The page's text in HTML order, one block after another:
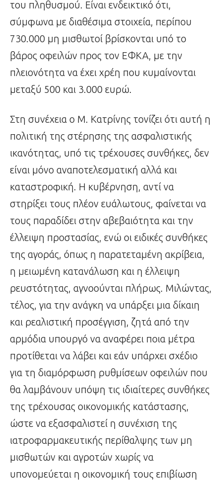
του πληθυσμού. Είναι ενδεικτικό ότι,
σύμφωνα με διαθέσιμα στοιχεία, περίπου
730.000 μη μισθωτοί βρίσκονται υπό το
βάρος οφειλών προς τον ΕΦΚΑ, με την
πλειονότητα να έχει χρέη που κυμαίνονται
μεταξύ 500 και 3.000 ευρώ.
Στη συνέχεια ο Μ. Κατρίνης τονίζει ότι αυτή η
πολιτική της στέρησης της ασφαλιστικής
ικανότητας, υπό τις τρέχουσες συνθήκες, δεν
είναι μόνο αναποτελεσματική αλλά και
καταστροφική. Η κυβέρνηση, αντί να
στηρίξει τους πλέον ευάλωτους, φαίνεται να
τους παραδίδει στην αβεβαιότητα και την
έλλειψη προστασίας, ενώ οι ειδικές συνθήκες
της αγοράς, όπως η παρατεταμένη ακρίβεια,
η μειωμένη κατανάλωση και η έλλειψη
ρευστότητας, αγνοούνται πλήρως. Μιλώντας,
τέλος, για την ανάγκη να υπάρξει μια δίκαιη
και ρεαλιστική προσέγγιση, ζητά από την
αρμόδια υπουργό να αναφέρει ποια μέτρα
προτίθεται να λάβει και εάν υπάρχει σχέδιο
για τη διαμόρφωση ρυθμίσεων οφειλών που
θα λαμβάνουν υπόψη τις ιδιαίτερες συνθήκες
της τρέχουσας οικονομικής κατάστασης,
ώστε να εξασφαλιστεί η συνέχιση της
ιατροφαρμακευτικής περίθαλψης των μη
μισθωτών και αγροτών χωρίς να
υπονομεύεται η οικονομική τους επιβίωση